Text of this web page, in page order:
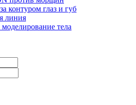
контуром глаз и губ
линия
тела